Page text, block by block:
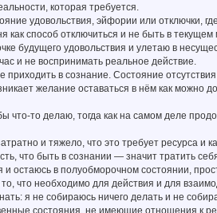
которая требуется.
удовольствия, эйфории или отключки, где
способ отключиться и не быть в текущем
будущего удовольствия и улетаю в
и не воспринимать реальное действие.
в сознание. Состояние
желание оставаться в нём как можно
то делаю, тогда как на самом деле
и тяжело, что это требует ресурса и
что быть в сознании — значит тратить
остаюсь в полуобморочном состоянии,
что необходимо для действия и для
я не собираюсь ничего делать и не
состояния, не имеющие отношения к